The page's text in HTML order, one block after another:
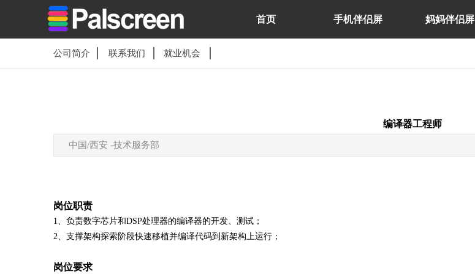
公司简介 联系我们 就业机会
首页 手机伴侣屏 妈妈伴侣屏
编译器工程师
中国/西安 -技术服务部
岗位职责
1、负责数字芯片和DSP处理器的编译器的开发、测试；
2、支撑架构探索阶段快速移植并编译代码到新架构上运行；
岗位要求